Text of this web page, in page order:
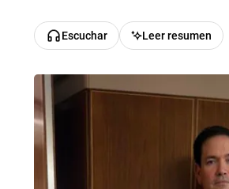
Escuchar Leer resumen